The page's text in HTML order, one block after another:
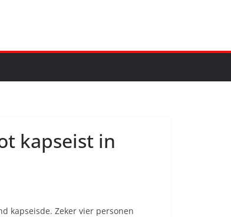
kapseist in
kapseisde. Zeker vier personen